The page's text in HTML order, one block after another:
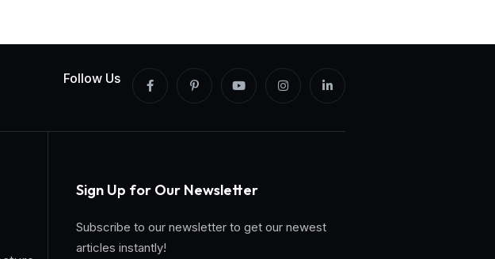
Follow Us
Sign Up for Our Newsletter
Subscribe to our newsletter to get our newest
articles instantly!